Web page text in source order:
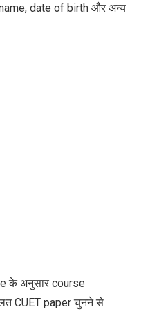
date of birth और अन्य
के अनुसार course
CUET paper चुनने से